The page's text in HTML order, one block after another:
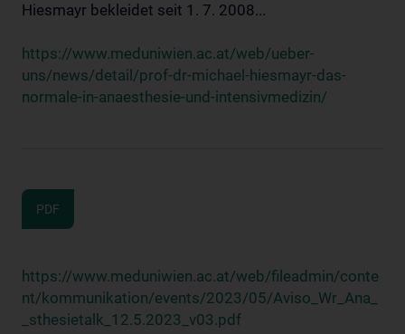
Hiesmayr bekleidet seit 1. 7. 2008...
https://www.meduniwien.ac.at/web/ueber-
uns/news/detail/prof-dr-michael-hiesmayr-das-
normale-in-anaesthesie-und-intensivmedizin/
PDF
https://www.meduniwien.ac.at/web/fileadmin/conte
nt/kommunikation/events/2023/05/Aviso_Wr_Ana_
_sthesietalk_12.5.2023_v03.pdf